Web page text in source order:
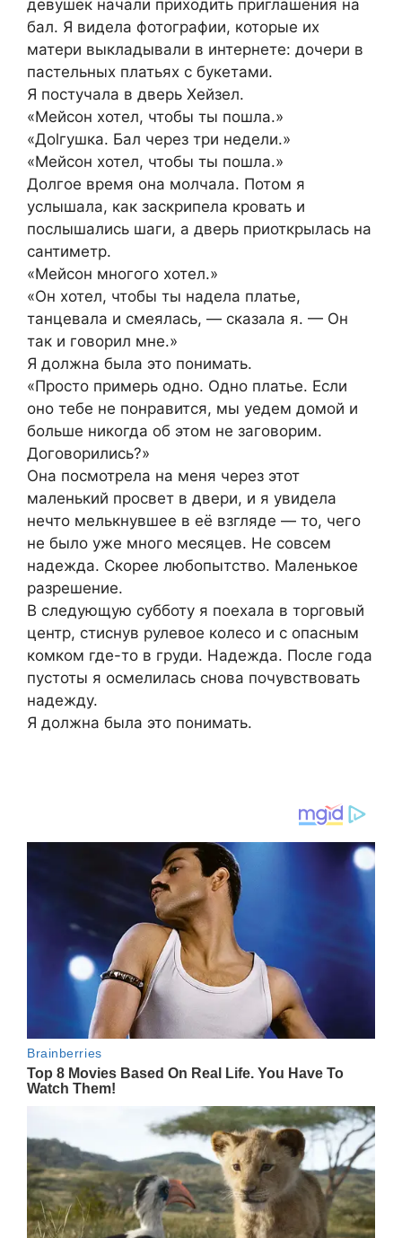
девушек начали приходить приглашения на
бал. Я видела фотографии, которые их
матери выкладывали в интернете: дочери в
пастельных платьях с букетами.
Я постучала в дверь Хейзел.
«Мейсон хотел, чтобы ты пошла.»
«Дolгушкa. Бал через три недели.»
«Мейсон хотел, чтобы ты пошла.»
Долгое время она молчала. Потом я
услышала, как заскрипела кровать и
послышались шаги, а дверь приоткрылась на
сантиметр.
«Мейсон многого хотел.»
«Он хотел, чтобы ты надела платье,
танцевала и смеялась, — сказала я. — Он
так и говорил мне.»
Я должна была это понимать.
«Просто примерь одно. Одно платье. Если
оно тебе не понравится, мы уедем домой и
больше никогда об этом не заговорим.
Договорились?»
Она посмотрела на меня через этот
маленький просвет в двери, и я увидела
нечто мелькнувшее в её взгляде — то, чего
не было уже много месяцев. Не совсем
надежда. Скорее любопытство. Маленькое
разрешение.
В следующую субботу я поехала в торговый
центр, стиснув рулевое колесо и с опасным
комком где-то в груди. Надежда. После года
пустоты я осмелилась снова почувствовать
надежду.
Я должна была это понимать.